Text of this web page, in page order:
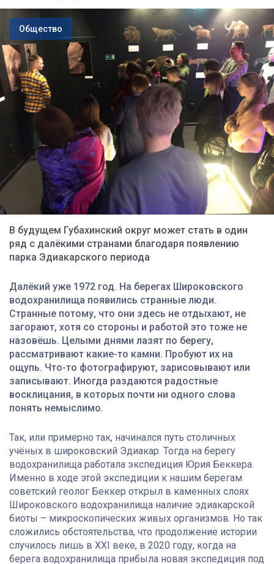
Общество
В будущем Губахинский округ может стать в один
ряд с далёкими странами благодаря появлению
парка Эдиакарского периода
Далёкий уже 1972 год. На берегах Широковского
водохранилища появились странные люди.
Странные потому, что они здесь не отдыхают, не
загорают, хотя со стороны и работой это тоже не
назовёшь. Целыми днями лазят по берегу,
рассматривают какие-то камни. Пробуют их на
ощупь. Что-то фотографируют, зарисовывают или
записывают. Иногда раздаются радостные
восклицания, в которых почти ни одного слова
понять немыслимо.
Так, или примерно так, начинался путь столичных
учёных в широковский Эдиакар. Тогда на берегу
водохранилища работала экспедиция Юрия Беккера.
Именно в ходе этой экспедиции к нашим берегам
советский геолог Беккер открыл в каменных слоях
Широковского водохранилища наличие эдиакарской
биоты – микроскопических живых организмов. Но так
сложились обстоятельства, что продолжение истории
случилось лишь в XXI веке, в 2020 году, когда на
берега водохранилища прибыла новая экспедиция под